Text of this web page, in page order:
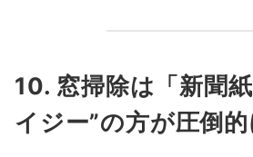
10. 窓掃除は「新聞
イジー”の方が圧倒